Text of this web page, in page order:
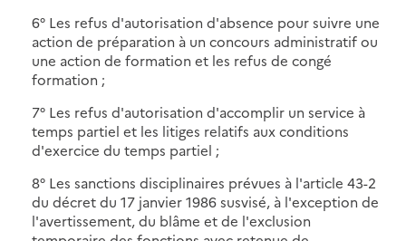
6° Les refus d'autorisation d'absence pour suivre une
action de préparation à un concours administratif ou
une action de formation et les refus de congé
formation ;
7° Les refus d'autorisation d'accomplir un service à
temps partiel et les litiges relatifs aux conditions
d'exercice du temps partiel ;
8° Les sanctions disciplinaires prévues à l'article 43-2
du décret du 17 janvier 1986 susvisé, à l'exception de
l'avertissement, du blâme et de l'exclusion